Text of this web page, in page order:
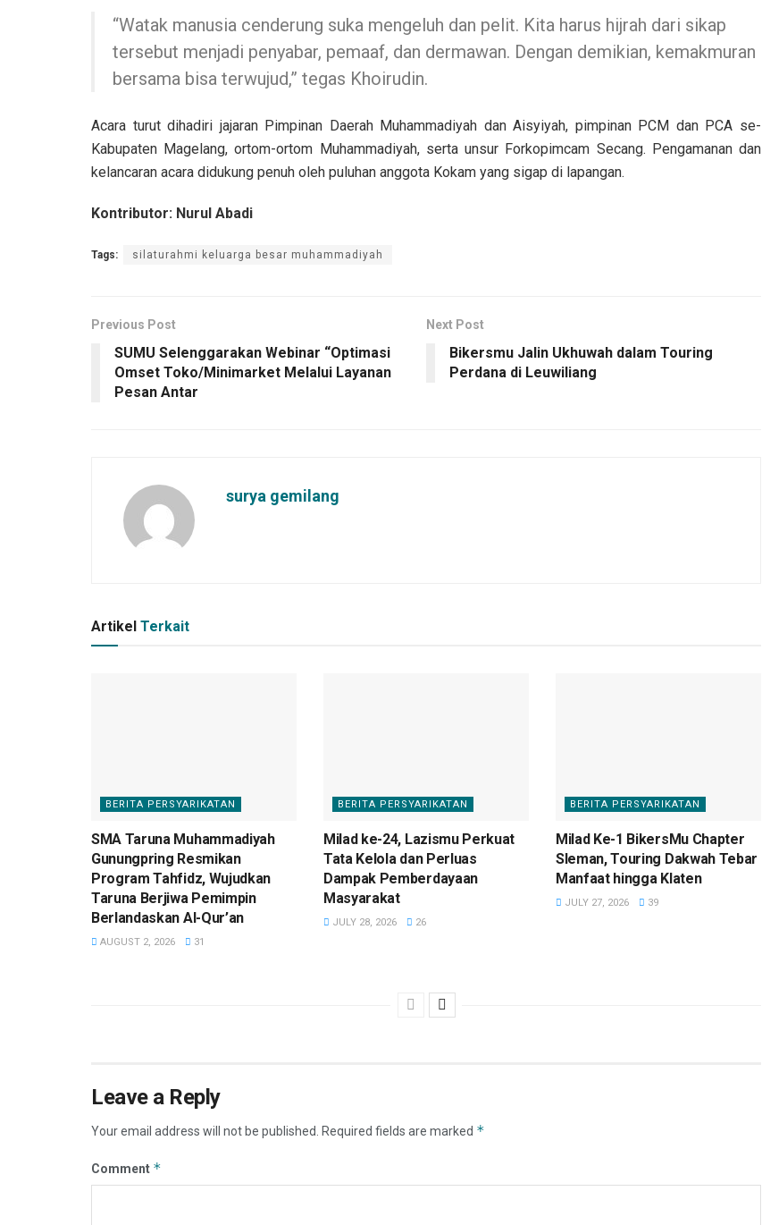
“Watak manusia cenderung suka mengeluh dan pelit. Kita harus hijrah dari sikap
tersebut menjadi penyabar, pemaaf, dan dermawan. Dengan demikian, kemakmuran
bersama bisa terwujud,” tegas Khoirudin.
Acara turut dihadiri jajaran Pimpinan Daerah Muhammadiyah dan Aisyiyah, pimpinan PCM dan PCA se-
Kabupaten Magelang, ortom-ortom Muhammadiyah, serta unsur Forkopimcam Secang. Pengamanan dan
kelancaran acara didukung penuh oleh puluhan anggota Kokam yang sigap di lapangan.
Kontributor: Nurul Abadi
Tags: silaturahmi keluarga besar muhammadiyah
Previous Post
SUMU Selenggarakan Webinar “Optimasi
Omset Toko/Minimarket Melalui Layanan
Pesan Antar
Next Post
Bikersmu Jalin Ukhuwah dalam Touring
Perdana di Leuwiliang
surya gemilang
Artikel Terkait
BERITA PERSYARIKATAN
SMA Taruna Muhammadiyah
Gunungpring Resmikan
Program Tahfidz, Wujudkan
Taruna Berjiwa Pemimpin
Berlandaskan Al-Qur’an
AUGUST 2, 2026 31
BERITA PERSYARIKATAN
Milad ke-24, Lazismu Perkuat
Tata Kelola dan Perluas
Dampak Pemberdayaan
Masyarakat
JULY 28, 2026 26
BERITA PERSYARIKATAN
Milad Ke-1 BikersMu Chapter
Sleman, Touring Dakwah Tebar
Manfaat hingga Klaten
JULY 27, 2026 39
Leave a Reply
Your email address will not be published. Required fields are marked *
Comment *